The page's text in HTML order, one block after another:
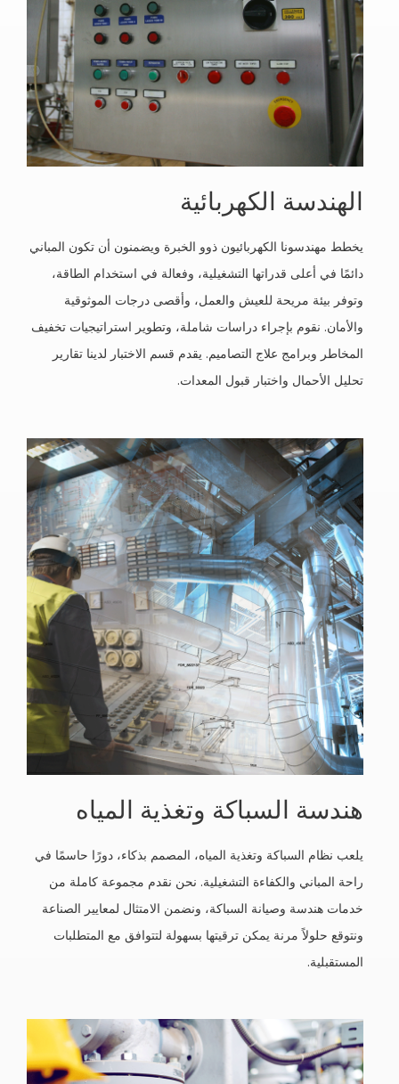
الهندسة الكهربائية
يخطط مهندسونا الكهربائيون ذوو الخبرة ويضمنون أن تكون المباني
دائمًا في أعلى قدراتها التشغيلية، وفعالة في استخدام الطاقة،
وتوفر بيئة مريحة للعيش والعمل، وأقصى درجات الموثوقية
والأمان. نقوم بإجراء دراسات شاملة، وتطوير استراتيجيات تخفيف
المخاطر وبرامج علاج التصاميم. يقدم قسم الاختبار لدينا تقارير
تحليل الأحمال واختبار قبول المعدات.
هندسة السباكة وتغذية المياه
يلعب نظام السباكة وتغذية المياه، المصمم بذكاء، دورًا حاسمًا في
راحة المباني والكفاءة التشغيلية. نحن نقدم مجموعة كاملة من
خدمات هندسة وصيانة السباكة، ونضمن الامتثال لمعايير الصناعة
ونتوقع حلولاً مرنة يمكن ترقيتها بسهولة لتتوافق مع المتطلبات
المستقبلية.